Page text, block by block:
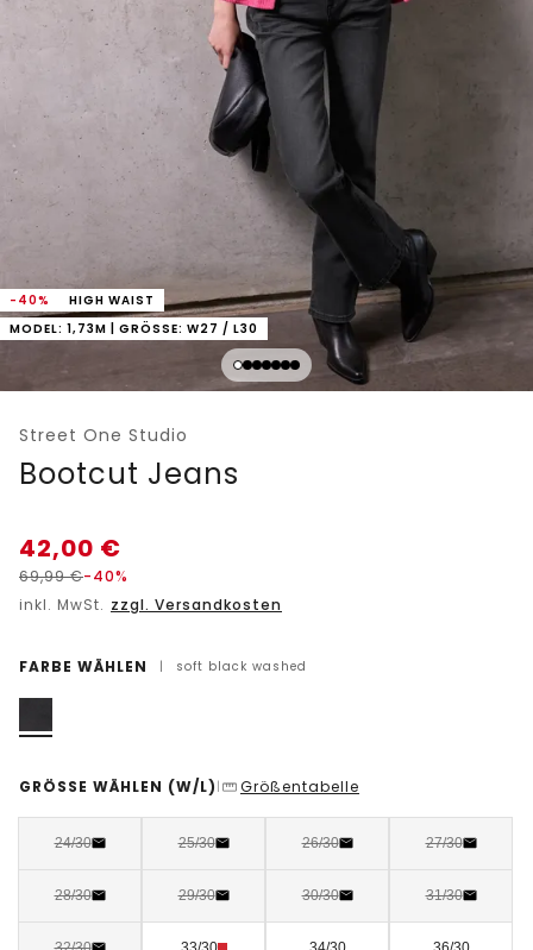
-40%
HIGH WAIST
MODEL: 1,73M | GRÖSSE: W27 / L30
Street One Studio
Bootcut Jeans
42,00 €
69,99€-40%
inkl. MwSt. zzgl. Versandkosten
FARBE WÄHLEN | soft black washed
GRÖSSE WÄHLEN (W/L) | Größentabelle
24/30 25/30 26/30 27/30
28/30 29/30 30/30 31/30